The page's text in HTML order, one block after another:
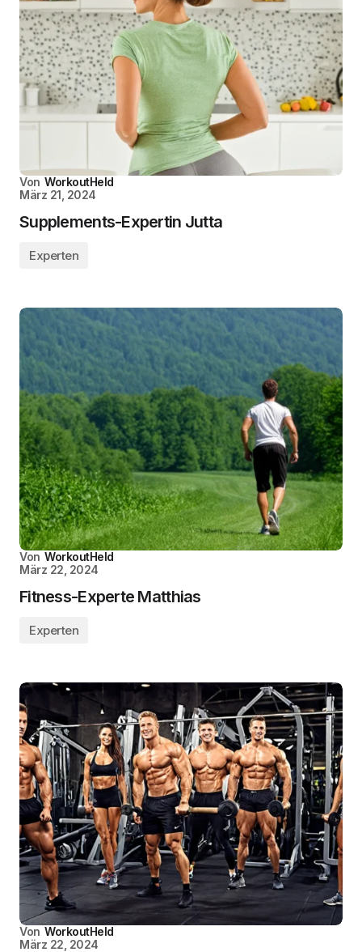
Von WorkoutHeld
März 21, 2024
Supplements-Expertin Jutta
Experten
Von WorkoutHeld
März 22, 2024
Fitness-Experte Matthias
Experten
Von WorkoutHeld
März 22, 2024